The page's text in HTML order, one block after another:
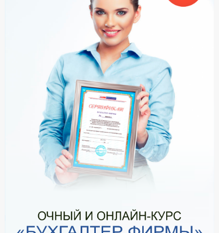
Обучение
Тарифы
Тестирование для
бухгалтера